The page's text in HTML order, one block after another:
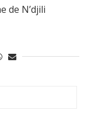
de N’djili